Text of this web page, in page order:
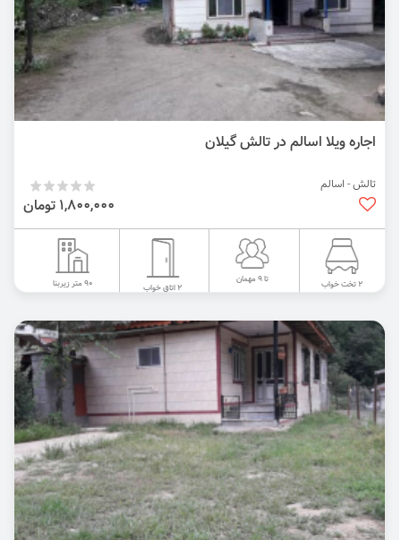
اجاره ویلا اسالم در تالش گیلان
تالش - اسالم
1,800,000 تومان
2 تخت خواب تا 9 مهمان
2 اتاق خواب 90 متر زیربنا